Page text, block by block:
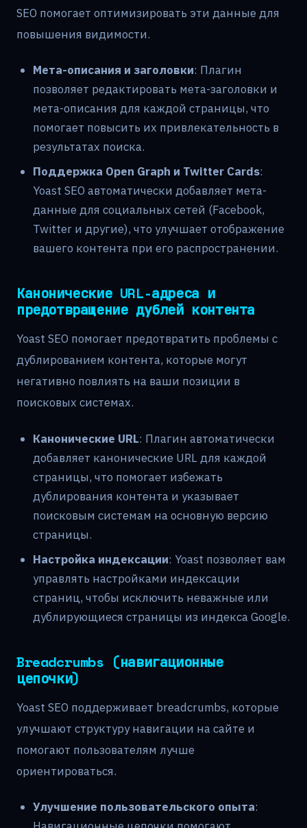
SEO помогает оптимизировать эти данные для
повышения видимости.
Мета-описания и заголовки: Плагин
позволяет редактировать мета-заголовки и
мета-описания для каждой страницы, что
помогает повысить их привлекательность в
результатах поиска.
Поддержка Open Graph и Twitter Cards:
Yoast SEO автоматически добавляет мета-
данные для социальных сетей (Facebook,
Twitter и другие), что улучшает отображение
вашего контента при его распространении.
Канонические URL-адреса и
предотвращение дублей контента
Yoast SEO помогает предотвратить проблемы с
дублированием контента, которые могут
негативно повлиять на ваши позиции в
поисковых системах.
Канонические URL: Плагин автоматически
добавляет канонические URL для каждой
страницы, что помогает избежать
дублирования контента и указывает
поисковым системам на основную версию
страницы.
Настройка индексации: Yoast позволяет вам
управлять настройками индексации
страниц, чтобы исключить неважные или
дублирующиеся страницы из индекса Google.
Breadcrumbs (навигационные
цепочки)
Yoast SEO поддерживает breadcrumbs, которые
улучшают структуру навигации на сайте и
помогают пользователям лучше
ориентироваться.
Улучшение пользовательского опыта: